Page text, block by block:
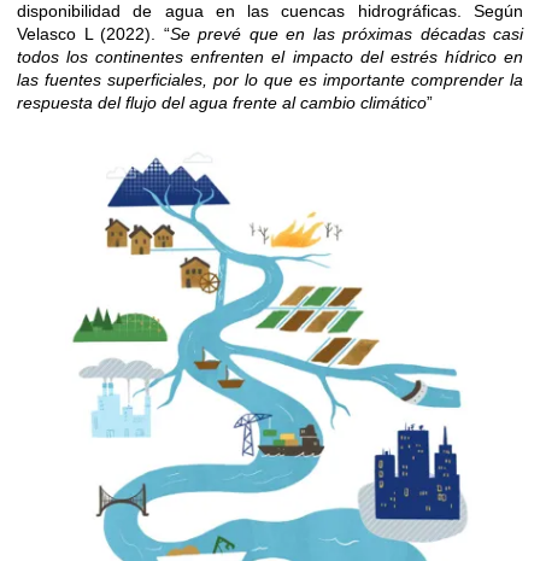
disponibilidad de agua en las cuencas hidrográficas. Según
Velasco L (2022). “Se prevé que en las próximas décadas casi
todos los continentes enfrenten el impacto del estrés hídrico en
las fuentes superficiales, por lo que es importante comprender la
respuesta del flujo del agua frente al cambio climático”